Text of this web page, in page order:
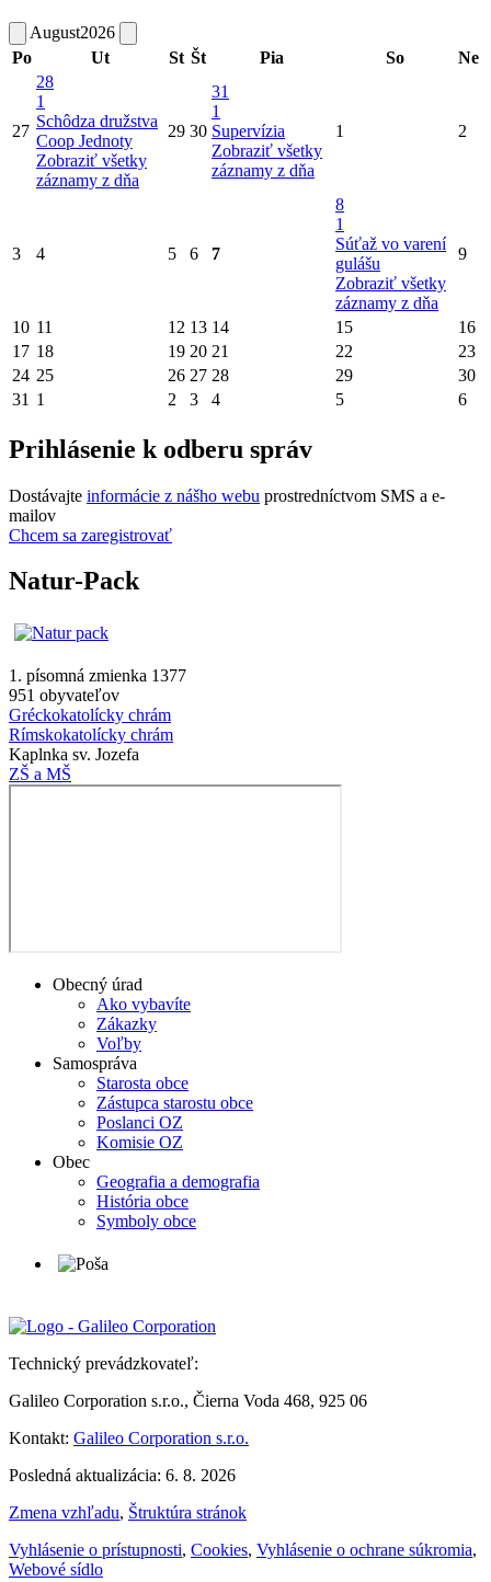
August2026
Po
Ut St Št Pia So Ne
27
28
1
Schôdza družstva
Coop Jednoty
Zobraziť všetky
záznamy z dňa
29 30
31
1
Supervízia
Zobraziť všetky
záznamy z dňa
1 2
3 4 5 6 7
8
1
Súťaž vo varení
gulášu
Zobraziť všetky
záznamy z dňa
9
10 11 12 13 14 15
16
17 18 19 20 21 22
23
24 25 26 27 28 29
30
31 1 2 3 4 5 6
Prihlásenie k odberu správ
Dostávajte informácie z nášho webu prostredníctvom SMS a e-
mailov
Chcem sa zaregistrovať
Natur-Pack
1. písomná zmienka 1377
951 obyvateľov
Gréckokatolícky chrám
Rímskokatolícky chrám
Kaplnka sv. Jozefa
ZŠ a MŠ
Obecný úrad
Ako vybavíte
Zákazky
Voľby
Samospráva
Starosta obce
Zástupca starostu obce
Poslanci OZ
Komisie OZ
Obec
Geografia a demografia
História obce
Symboly obce
Technický prevádzkovateľ:
Galileo Corporation s.r.o., Čierna Voda 468, 925 06
Kontakt: Galileo Corporation s.r.o.
Posledná aktualizácia: 6. 8. 2026
Zmena vzhľadu, Štruktúra stránok
Vyhlásenie o prístupnosti, Cookies, Vyhlásenie o ochrane súkromia,
Webové sídlo